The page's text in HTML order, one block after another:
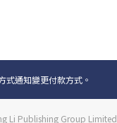
式通知變更付款方式。
Li Publishing Group Limited